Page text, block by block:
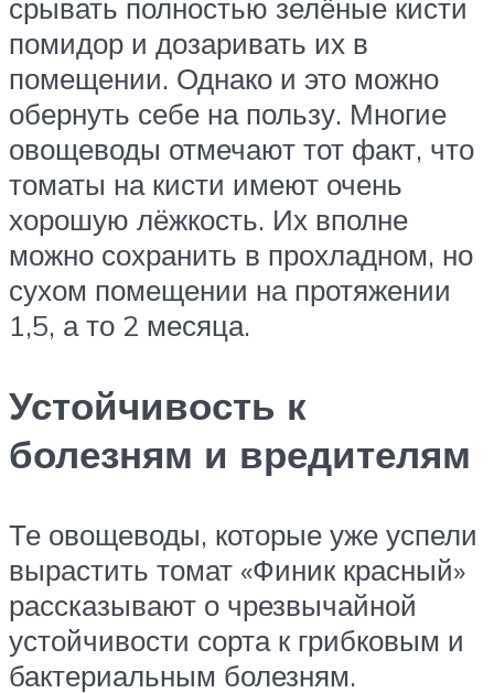
срывать полностью зелёные кисти
помидор и дозаривать их в
помещении. Однако и это можно
обернуть себе на пользу. Многие
овощеводы отмечают тот факт, что
томаты на кисти имеют очень
хорошую лёжкость. Их вполне
можно сохранить в прохладном, но
сухом помещении на протяжении
1,5, а то 2 месяца.
Устойчивость к
болезням и вредителям
Те овощеводы, которые уже успели
вырастить томат «Финик красный»
рассказывают о чрезвычайной
устойчивости сорта к грибковым и
бактериальным болезням.